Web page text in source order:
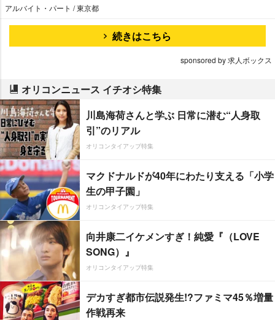
アルバイト・パート / 東京都
続きはこちら
sponsored by 求人ボックス
オリコンニュース イチオシ特集
川島海荷さんと学ぶ 日常に潜む“人身取
引”のリアル
オリコンタイアップ特集
マクドナルドが40年にわたり支える「小学
生の甲子園」
オリコンタイアップ特集
向井康二イケメンすぎ！純愛『（LOVE
SONG）』
オリコンタイアップ特集
デカすぎ都市伝説発生!?ファミマ45％増量
作戦再来